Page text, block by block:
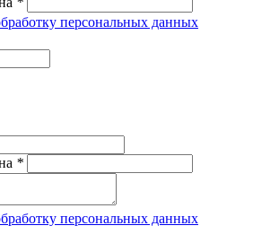
персональных данных
*
персональных данных